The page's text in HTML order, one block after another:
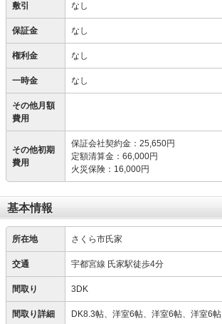
敷引 なし
保証金 なし
権利金 なし
一時金 なし
その他月額
費用
その他初期
費用
保証会社契約金 ： 25,650円
定額清算金 ： 66,000円
火災保険 ： 16,000円
基本情報
所在地 さくら市氏家
交通 宇都宮線 氏家駅徒歩4分
間取り 3DK
間取り詳細 DK8.3帖、洋室6帖、洋室6帖、洋室6帖